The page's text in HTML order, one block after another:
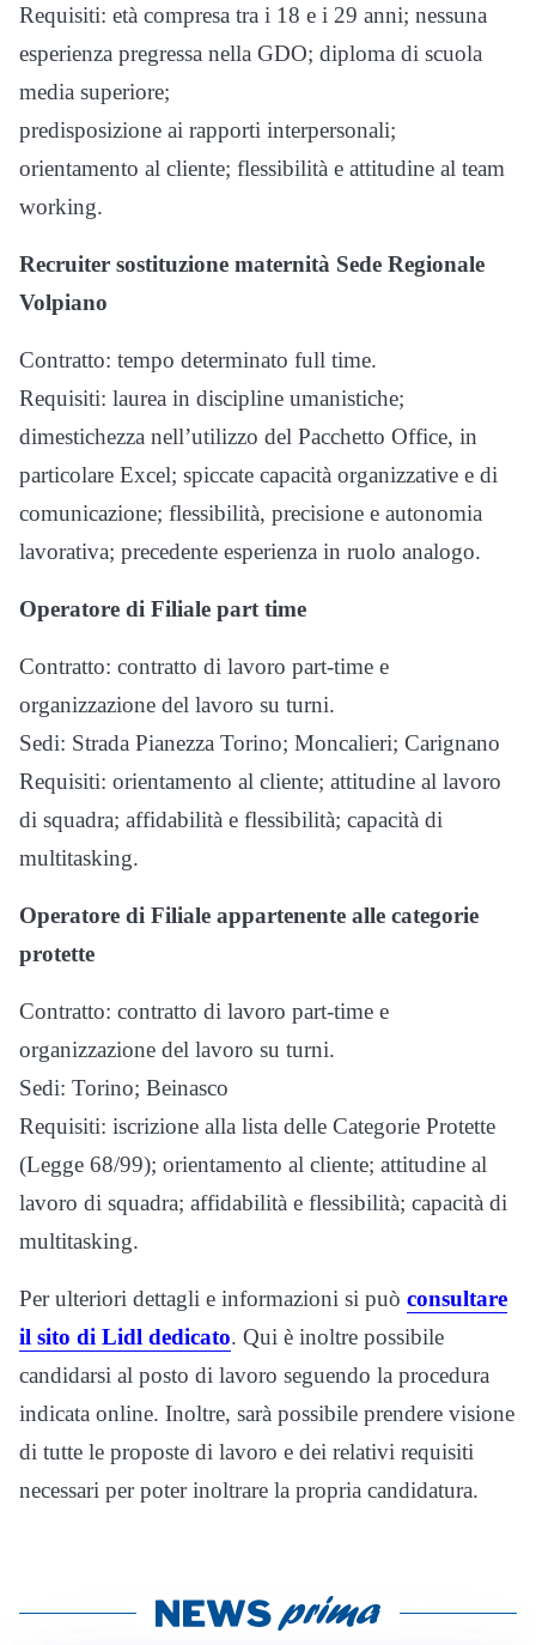
Requisiti: età compresa tra i 18 e i 29 anni; nessuna
esperienza pregressa nella GDO; diploma di scuola
media superiore;
predisposizione ai rapporti interpersonali;
orientamento al cliente; flessibilità e attitudine al team
working.
Recruiter sostituzione maternità Sede Regionale
Volpiano
Contratto: tempo determinato full time.
Requisiti: laurea in discipline umanistiche;
dimestichezza nell’utilizzo del Pacchetto Office, in
particolare Excel; spiccate capacità organizzative e di
comunicazione; flessibilità, precisione e autonomia
lavorativa; precedente esperienza in ruolo analogo.
Operatore di Filiale part time
Contratto: contratto di lavoro part-time e
organizzazione del lavoro su turni.
Sedi: Strada Pianezza Torino; Moncalieri; Carignano
Requisiti: orientamento al cliente; attitudine al lavoro
di squadra; affidabilità e flessibilità; capacità di
multitasking.
Operatore di Filiale appartenente alle categorie
protette
Contratto: contratto di lavoro part-time e
organizzazione del lavoro su turni.
Sedi: Torino; Beinasco
Requisiti: iscrizione alla lista delle Categorie Protette
(Legge 68/99); orientamento al cliente; attitudine al
lavoro di squadra; affidabilità e flessibilità; capacità di
multitasking.
Per ulteriori dettagli e informazioni si può consultare
il sito di Lidl dedicato. Qui è inoltre possibile
candidarsi al posto di lavoro seguendo la procedura
indicata online. Inoltre, sarà possibile prendere visione
di tutte le proposte di lavoro e dei relativi requisiti
necessari per poter inoltrare la propria candidatura.